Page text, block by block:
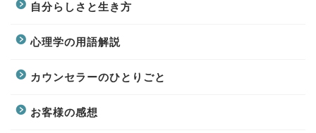
自分らしさと生き方
心理学の用語解説
カウンセラーのひとりごと
お客様の感想